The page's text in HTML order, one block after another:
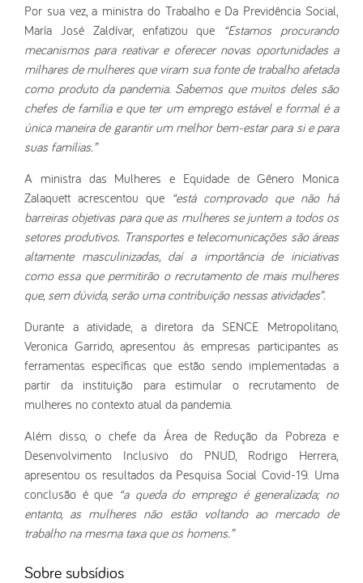
Por sua vez, a ministra do Trabalho e Da Previdência Social,
María José Zaldívar, enfatizou que “Estamos procurando
mecanismos para reativar e oferecer novas oportunidades a
milhares de mulheres que viram sua fonte de trabalho afetada
como produto da pandemia. Sabemos que muitos deles são
chefes de família e que ter um emprego estável e formal é a
única maneira de garantir um melhor bem-estar para si e para
suas famílias.”
A ministra das Mulheres e Equidade de Gênero Monica
Zalaquett acrescentou que “está comprovado que não há
barreiras objetivas para que as mulheres se juntem a todos os
setores produtivos. Transportes e telecomunicações são áreas
altamente masculinizadas, daí a importância de iniciativas
como essa que permitirão o recrutamento de mais mulheres
que, sem dúvida, serão uma contribuição nessas atividades”.
Durante a atividade, a diretora da SENCE Metropolitano,
Veronica Garrido, apresentou às empresas participantes as
ferramentas específicas que estão sendo implementadas a
partir da instituição para estimular o recrutamento de
mulheres no contexto atual da pandemia.
Além disso, o chefe da Área de Redução da Pobreza e
Desenvolvimento Inclusivo do PNUD, Rodrigo Herrera,
apresentou os resultados da Pesquisa Social Covid-19. Uma
conclusão é que “a queda do emprego é generalizada; no
entanto, as mulheres não estão voltando ao mercado de
trabalho na mesma taxa que os homens.”
Sobre subsídios